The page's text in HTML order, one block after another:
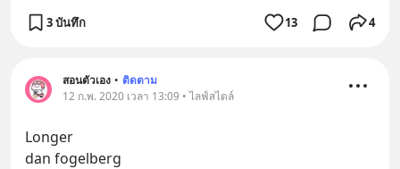
3 บันทึก 13 4
สอนตัวเอง • ติดตาม
12 ก.พ. 2020 เวลา 13:09 • ไลฟ์สไตล์
Longer
dan fogelberg